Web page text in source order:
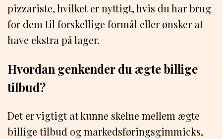
pizzariste, hvilket er nyttigt, hvis du har brug
for dem til forskellige formål eller ønsker at
have ekstra på lager.
Hvordan genkender du ægte billige
tilbud?
Det er vigtigt at kunne skelne mellem ægte
billige tilbud og markedsføringsgimmicks,